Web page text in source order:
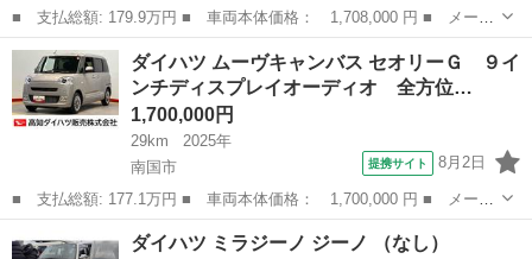
■ 支払総額: 179.9万円 ■ 車両本体価格： 1,708,000 円 ■ メーカ
ー名： ダイハツ ■ 車種名： タント ■ グレード名： カスタム
Ｘ バックカメラ 両側電動スライドドア クリアランスソナー オ
ートクル...
高知 高知市 タント
ダイハツ ムーヴキャンバス セオリーＧ ９イ
ンチディスプレイオーディオ 全方位…
1,700,000円
29km
2025年
南国市
提携サイト 8月2日
■ 支払総額: 177.1万円 ■ 車両本体価格： 1,700,000 円 ■ メーカ
ー名： ダイハツ ■ 車種名： ムーヴキャンバス ■ グレード
名： セオリーＧ ９インチディスプレイオーディオ 全方位カメ
ダイハツ
ダイハツ ミラジーノ ジーノ （なし）